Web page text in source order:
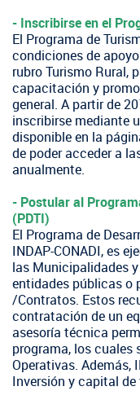
- Inscribirse en el
El Programa de
condiciones de
rubro Turismo Rural,
capacitación y
general. A partir de
inscribirse mediante
disponible en la
de poder acceder a
anualmente.
- Postular al
(PDTI)
El Programa de
INDAP-CONADI, es
las Municipalidades
entidades públicas o
/Contratos. Estos
contratación de un
asesoría técnica
programa, los cuales
Operativas. Además,
Inversión y capital de